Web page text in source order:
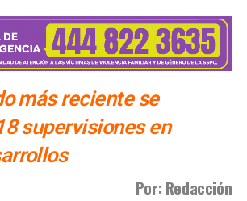
más reciente se
supervisiones en
Por: Redacción